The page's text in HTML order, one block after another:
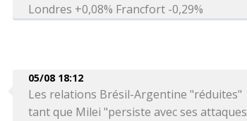
Londres +0,08% Francfort -0,29%
05/08 18:12
Les relations Brésil-Argentine "réduites"
tant que Milei "persiste avec ses